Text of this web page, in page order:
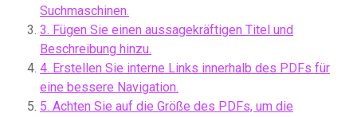
Suchmaschinen.
3. Fügen Sie einen aussagekräftigen Titel und
Beschreibung hinzu.
4. Erstellen Sie interne Links innerhalb des PDFs für
eine bessere Navigation.
5. Achten Sie auf die Größe des PDFs, um die